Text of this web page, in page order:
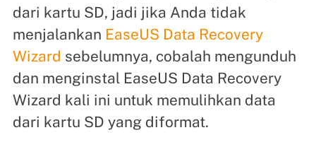
dari kartu SD, jadi jika Anda tidak
menjalankan EaseUS Data Recovery
Wizard sebelumnya, cobalah mengunduh
dan menginstal EaseUS Data Recovery
Wizard kali ini untuk memulihkan data
dari kartu SD yang diformat.